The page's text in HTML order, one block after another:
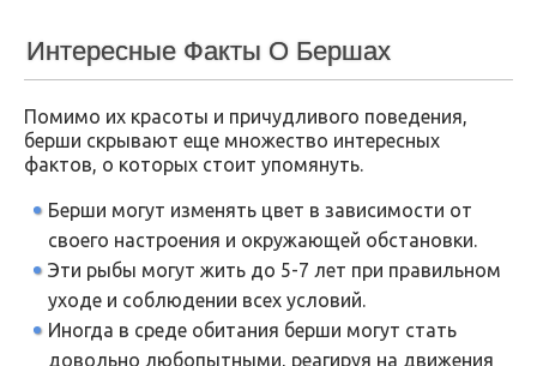
Интересные Факты О Бершах
Помимо их красоты и причудливого поведения,
берши скрывают еще множество интересных
фактов, о которых стоит упомянуть.
Берши могут изменять цвет в зависимости от
своего настроения и окружающей обстановки.
Эти рыбы могут жить до 5-7 лет при правильном
уходе и соблюдении всех условий.
Иногда в среде обитания берши могут стать
довольно любопытными, реагируя на движения